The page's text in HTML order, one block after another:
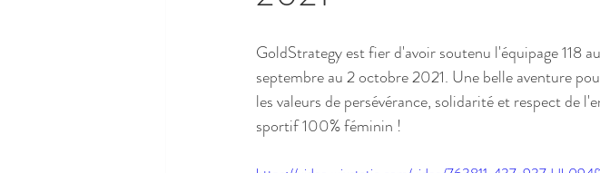
GoldStrategy est fier d'avoir soutenu l'équipage 118
septembre au 2 octobre 2021. Une belle aventure
les valeurs de persévérance, solidarité et respect de
sportif 100% féminin !